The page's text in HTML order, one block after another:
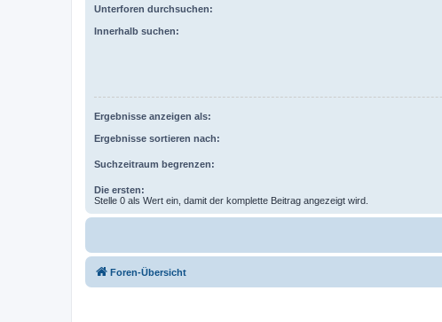
Unterforen durchsuchen:
Innerhalb suchen:
Ergebnisse anzeigen als:
Ergebnisse sortieren nach:
Suchzeitraum begrenzen:
Die ersten:
Stelle 0 als Wert ein, damit der komplette Beitrag angezeigt wird.
Foren-Übersicht